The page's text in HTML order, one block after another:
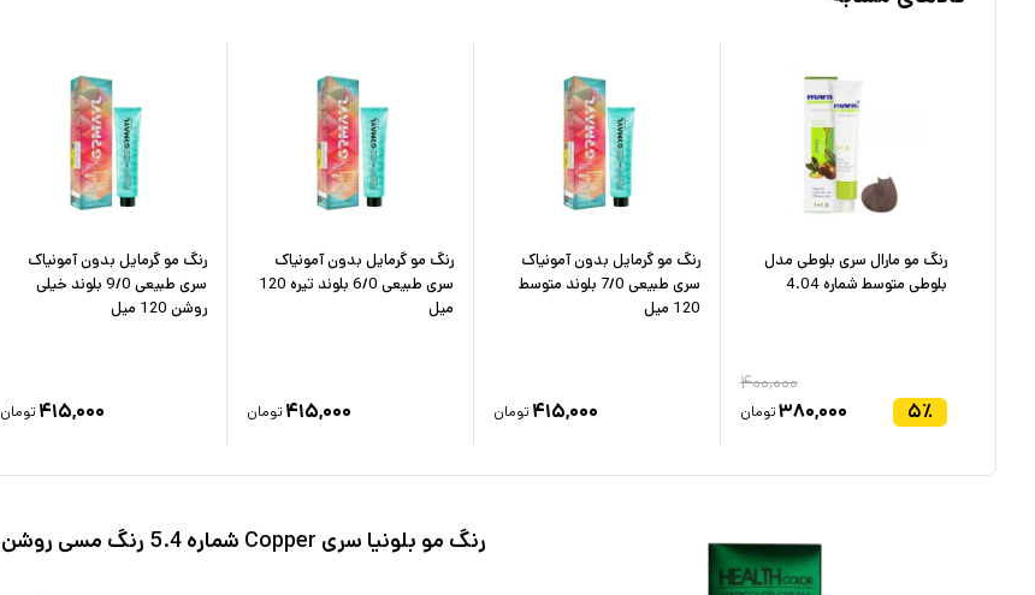
رنگ مو مارال سری بلوطی مدل
بلوطی متوسط شماره 4.04
۵٪
۴۰۰,۰۰۰
۳۸۰,۰۰۰تومان
رنگ مو گرمایل بدون آمونیاک
سری طبیعی 7/0 بلوند متوسط
120 میل
۴۱۵,۰۰۰ تومان
رنگ مو گرمایل بدون آمونیاک
سری طبیعی 6/0 بلوند تیره 120
میل
۴۱۵,۰۰۰ تومان
رنگ مو گرمایل بدون آمونیاک
سری طبیعی 9/0 بلوند خیلی
روشن 120 میل
۴۱۵,۰۰۰ تومان
رنگ مو بلونیا سری Copper شماره 5.4 رنگ مسی روشن حجم 100 میلی لیتر